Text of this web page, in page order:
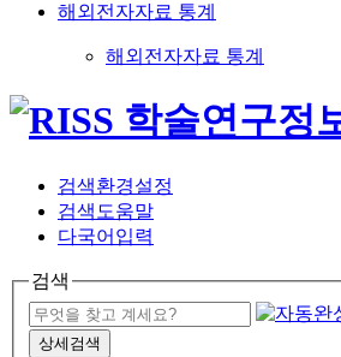
해외전자자료 통계
해외전자자료 통계
검색환경설정
검색도움말
다국어입력
검색
상세검색